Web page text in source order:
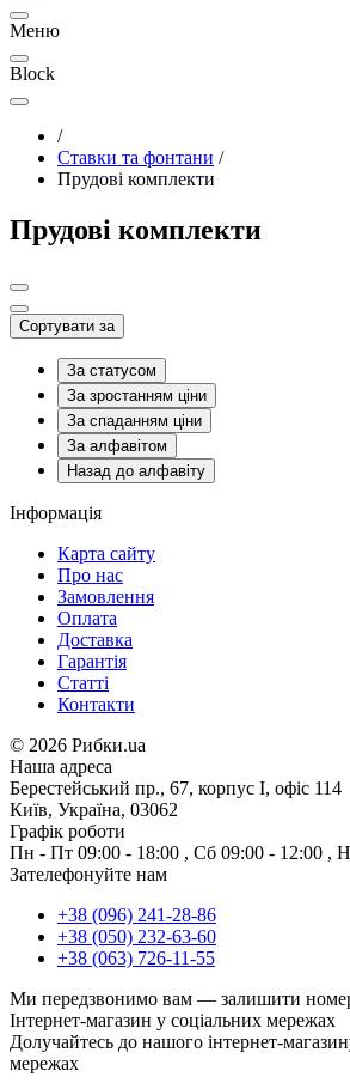
Меню
Block
/
Ставки та фонтани /
Прудові комплекти
Прудові комплекти
Сортувати за
За статусом
За зростанням ціни
За спаданням ціни
За алфавітом
Назад до алфавіту
Інформація
Карта сайту
Про нас
Замовлення
Оплата
Доставка
Гарантія
Статті
Контакти
© 2026 Рибки.ua
Наша адреса
Берестейський пр., 67, корпус І, офіс 114
Київ, Україна, 03062
Графік роботи
Пн - Пт 09:00 - 18:00 , Сб 09:00 - 12:00 ,
Зателефонуйте нам
+38 (096) 241-28-86
+38 (050) 232-63-60
+38 (063) 726-11-55
Ми передзвонимо вам — залишити
Інтернет-магазин у соціальних мережах
Долучайтесь до нашого інтернет-
мережах